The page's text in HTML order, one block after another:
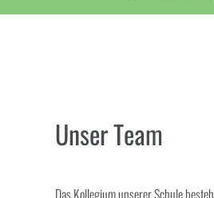
Unser Team
Das Kollegium unserer Schule